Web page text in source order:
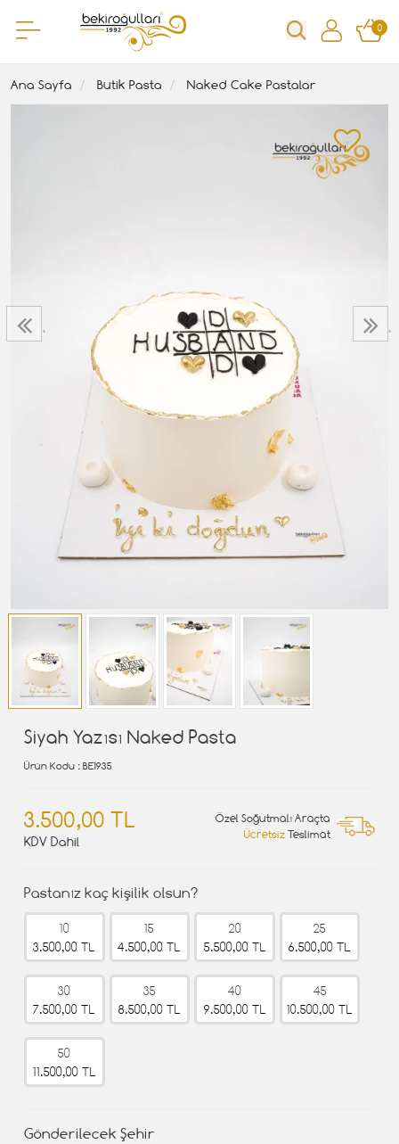
0
Ana Sayfa Butik Pasta Naked Cake Pastalar
‹ ›
Siyah Yazısı Naked Pasta
Ürün Kodu : BE1935
3.500,00 TL
KDV Dahil
Özel Soğutmalı Araçta
Ücretsiz Teslimat
Pastanız kaç kişilik olsun?
10
3.500,00 TL
15
4.500,00 TL
20
5.500,00 TL
25
6.500,00 TL
30
7.500,00 TL
35
8.500,00 TL
40
9.500,00 TL
45
10.500,00 TL
50
11.500,00 TL
Gönderilecek Şehir